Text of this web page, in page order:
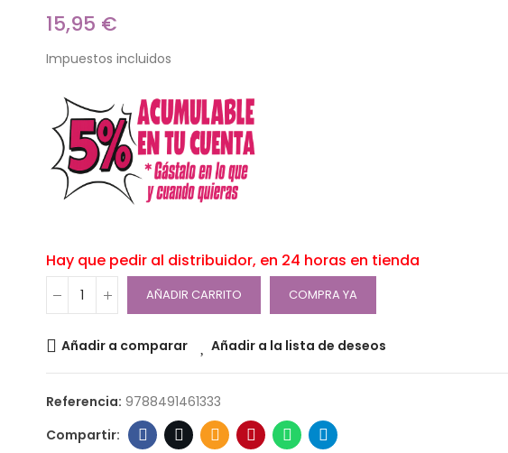
15,95 €
Impuestos incluidos
Hay que pedir al distribuidor, en 24 horas en tienda
AÑADIR CARRITO COMPRA YA
Añadir a comparar Añadir a la lista de deseos
Referencia: 9788491461333